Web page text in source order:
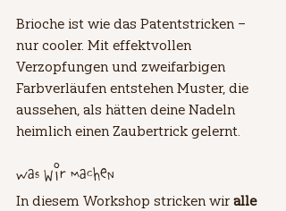
Brioche ist wie das Patentstricken –
nur cooler. Mit effektvollen
Verzopfungen und zweifarbigen
Farbverläufen entstehen Muster, die
aussehen, als hätten deine Nadeln
heimlich einen Zaubertrick gelernt.
Was wir machen
In diesem Workshop stricken wir alle